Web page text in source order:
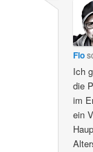
Flo
Ich
die
im
ein